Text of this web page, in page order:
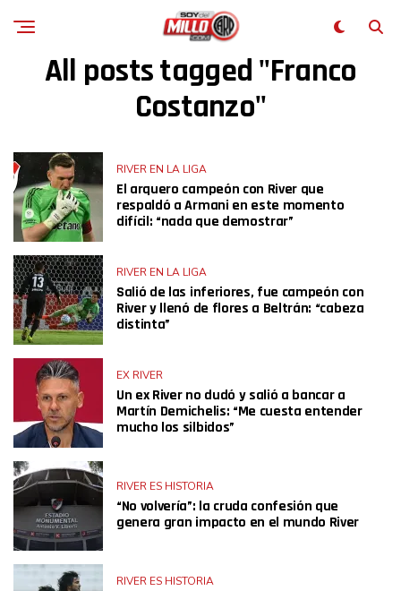
All posts tagged "Franco
Costanzo"
RIVER EN LA LIGA
El arquero campeón con River que
respaldó a Armani en este momento
difícil: “nada que demostrar”
RIVER EN LA LIGA
Salió de las inferiores, fue campeón con
River y llenó de flores a Beltrán: “cabeza
distinta”
EX RIVER
Un ex River no dudó y salió a bancar a
Martín Demichelis: “Me cuesta entender
mucho los silbidos”
RIVER ES HISTORIA
“No volvería”: la cruda confesión que
genera gran impacto en el mundo River
RIVER ES HISTORIA